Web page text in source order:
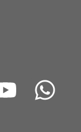
Y
W